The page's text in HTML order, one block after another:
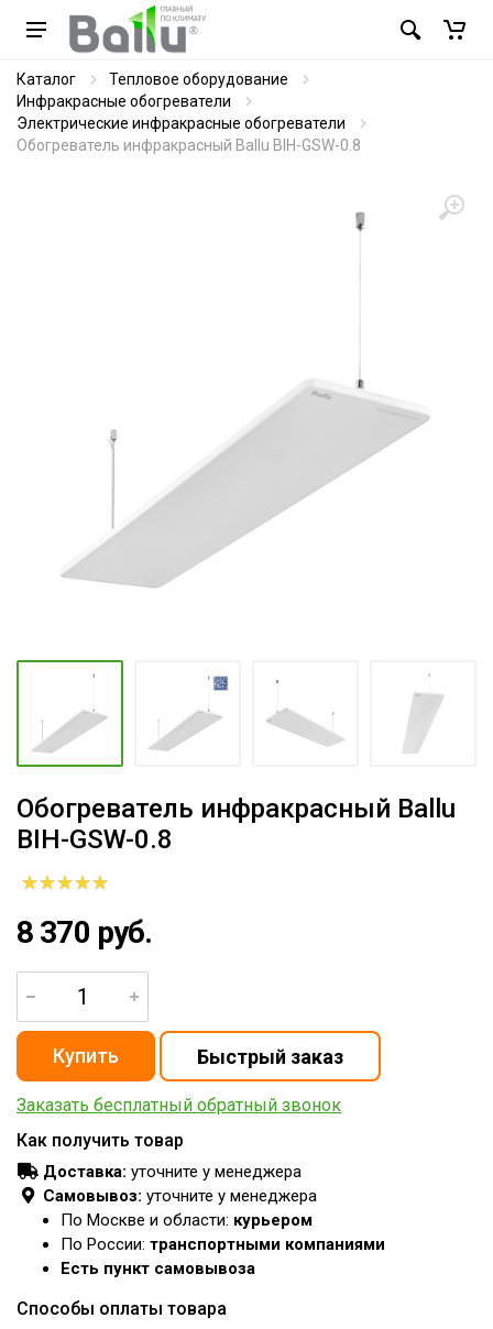
Каталог
Тепловое оборудование
Инфракрасные обогреватели
Электрические инфракрасные обогреватели
Обогреватель инфракрасный Ballu BIH-GSW-0.8
Обогреватель инфракрасный Ballu
BIH-GSW-0.8
8 370 руб.
Заказать бесплатный обратный звонок
Как получить товар
Доставка: уточните у менеджера
Самовывоз: уточните у менеджера
По Москве и области: курьером
По России: транспортными компаниями
Есть пункт самовывоза
Способы оплаты товара